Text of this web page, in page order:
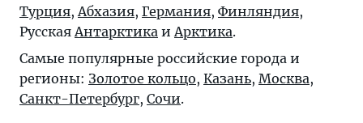
Турция,Абхазия, Германия, Финляндия,
РусскаяАнтарктика иАрктика.
Самые популярные российские города и
регионы: Золотое кольцо, Казань, Москва,
Санкт-Петербург, Сочи.